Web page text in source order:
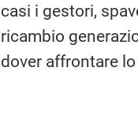
casi i gestori,
ricambio
dover affrontare